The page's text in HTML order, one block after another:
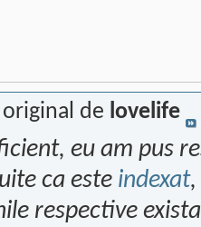
de lovelife
eu am pus
ca este indexat,
respective